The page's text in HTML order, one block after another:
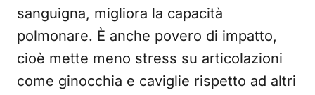
sanguigna, migliora la capacità
polmonare. È anche povero di impatto,
cioè mette meno stress su articolazioni
come ginocchia e caviglie rispetto ad altri